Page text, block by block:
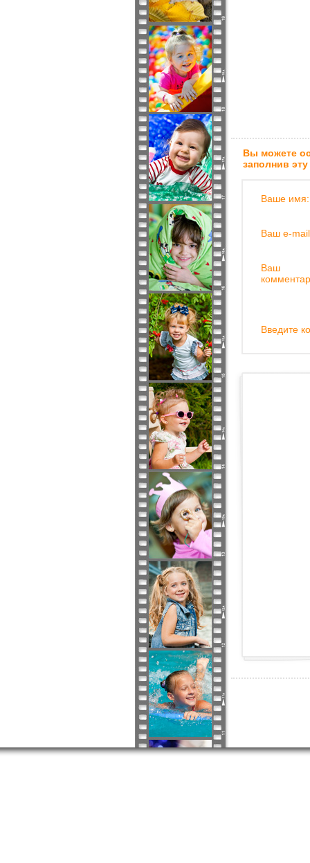
Вы можете
заполнив
Ваше имя:
Ваш e-
Ваш
Введите